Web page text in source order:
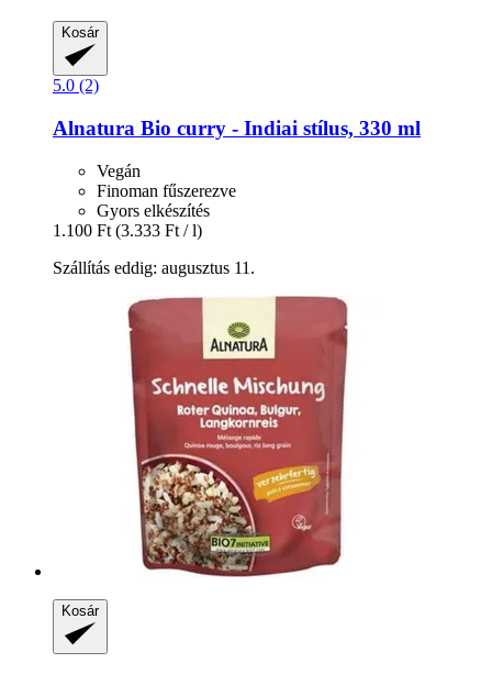
Kosár
5.0 (2)
Alnatura Bio curry -​ Indiai stílus, 330 ml
Vegán
Finoman fűszerezve
Gyors elkészítés
1.100 Ft (3.333 Ft / l)
Szállítás eddig: augusztus 11.
Kosár